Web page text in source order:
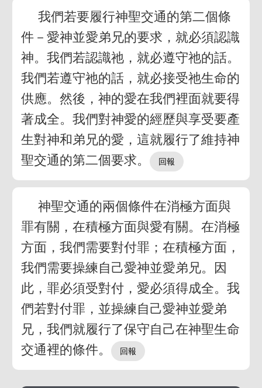
我們若要履行神聖交通的第二個條
件－愛神並愛弟兄的要求，就必須認識
神。我們若認識祂，就必遵守祂的話。
我們若遵守祂的話，就必接受祂生命的
供應。然後，神的愛在我們裡面就要得
著成全。我們對神愛的經歷與享受要產
生對神和弟兄的愛，這就履行了維持神
聖交通的第二個要求。
神聖交通的兩個條件在消極方面與
罪有關，在積極方面與愛有關。在消極
方面，我們需要對付罪；在積極方面，
我們需要操練自己愛神並愛弟兄。因
此，罪必須受對付，愛必須得成全。我
們若對付罪，並操練自己愛神並愛弟
兄，我們就履行了保守自己在神聖生命
交通裡的條件。